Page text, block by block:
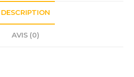
DESCRIPTION
AVIS (0)